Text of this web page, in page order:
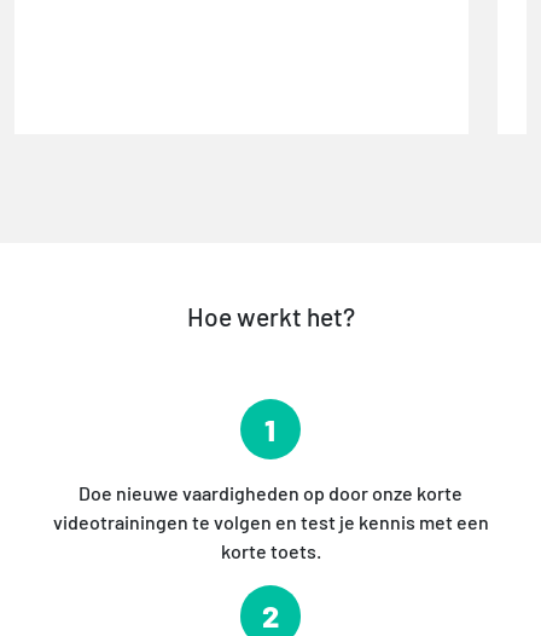
Hoe werkt het?
1
Doe nieuwe vaardigheden op door onze korte
videotrainingen te volgen en test je kennis met een
korte toets.
2